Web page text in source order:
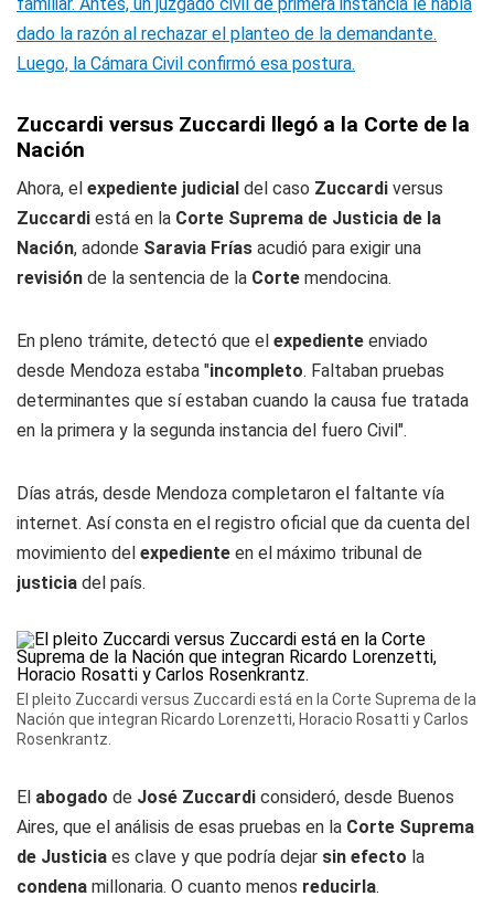
dado la razón al rechazar el planteo de la demandante.
Luego, la Cámara Civil confirmó esa postura.
Zuccardi versus Zuccardi llegó a la Corte de la
Nación
Ahora, el expediente judicial del caso Zuccardi versus
Zuccardi está en la Corte Suprema de Justicia de la
Nación, adonde Saravia Frías acudió para exigir una
revisión de la sentencia de la Corte mendocina.
En pleno trámite, detectó que el expediente enviado
desde Mendoza estaba "incompleto. Faltaban pruebas
determinantes que sí estaban cuando la causa fue tratada
en la primera y la segunda instancia del fuero Civil".
Días atrás, desde Mendoza completaron el faltante vía
internet. Así consta en el registro oficial que da cuenta del
movimiento del expediente en el máximo tribunal de
justicia del país.
El pleito Zuccardi versus Zuccardi está en la Corte Suprema de la
Nación que integran Ricardo Lorenzetti, Horacio Rosatti y Carlos
Rosenkrantz.
El abogado de José Zuccardi consideró, desde Buenos
Aires, que el análisis de esas pruebas en la Corte Suprema
de Justicia es clave y que podría dejar sin efecto la
condena millonaria. O cuanto menos reducirla.